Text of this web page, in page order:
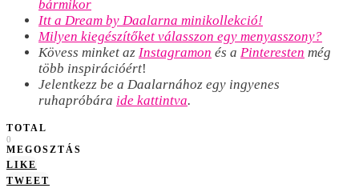
bármikor
Itt a Dream by Daalarna minikollekció!
Milyen kiegészítőket válasszon egy menyasszony?
Kövess minket az Instagramon és a Pinteresten még
több inspirációért!
Jelentkezz be a Daalarnához egy ingyenes
ruhapróbára ide kattintva.
TOTAL
0
MEGOSZTÁS
LIKE
TWEET